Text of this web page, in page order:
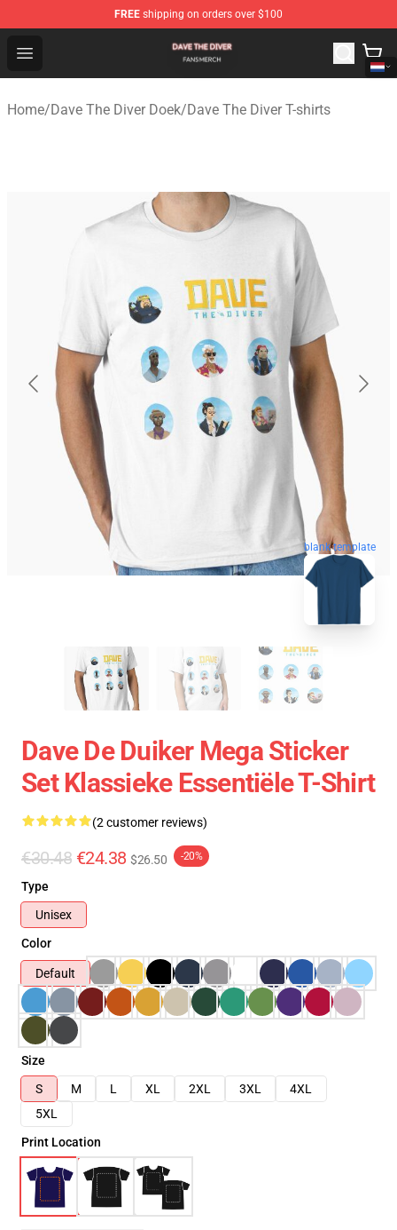
FREE shipping on orders over $100
Open menu
Dave The Diver Shop - Official Dave The Diver
Home/Dave The Diver Doek/Dave The Diver T-shirts
blank template
Dave De Duiker Mega Sticker
Set Klassieke Essentiële T-Shirt
(2 customer reviews)
€30.48 €24.38 $26.50 -20%
Type
Unisex
Color
Default
Size
S
M L XL 2XL 3XL
4XL
5XL
Print Location